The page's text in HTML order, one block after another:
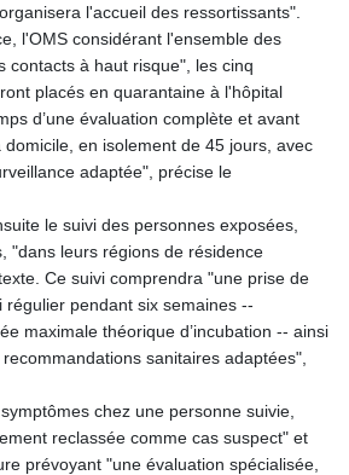
l'accueil des ressortissants".
l'OMS considérant l'ensemble des
contacts à haut risque", les cinq
placés en quarantaine à l'hôpital
d’une évaluation complète et avant
en isolement de 45 jours, avec
adaptée", précise le
le suivi des personnes exposées,
"dans leurs régions de résidence
Ce suivi comprendra "une prise de
régulier pendant six semaines --
maximale théorique d’incubation -- ainsi
sanitaires adaptées",
chez une personne suivie,
reclassée comme cas suspect" et
prévoyant "une évaluation spécialisée,